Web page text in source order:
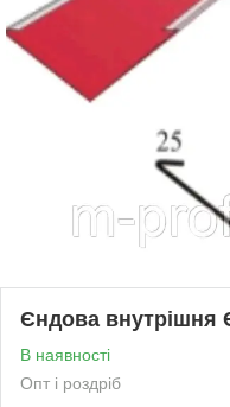
Єндова внутрішня
В наявності
Опт і роздріб